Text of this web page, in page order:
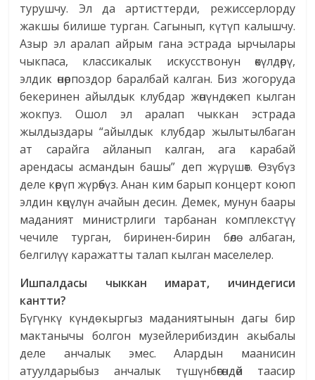
турушчу. Эл да артисттерди, режиссерлорду
жакшы билише турган. Сагынып, күтүп калышчу.
Азыр эл аралап айрым гана эстрада ырчылары
чыкпаса, классикалык искусствонун өкүлдөрү,
элдик өнөрпоздор баралбай калган. Биз жогоруда
бекеринен айылдык клубдар жөнүндө кеп кылган
жокпуз. Ошол эл аралап чыккан эстрада
жылдыздары “айылдык клубдар жылытылбаган
ат сарайга айланып калган, ага карабай
арендасы асмандын башы” деп жүрүшөт. Өзүбүз
деле көрүп жүрөбүз. Анан ким барып концерт коюп
элдин көңүлүн ачайын десин. Демек, мунун баары
маданият министрлиги тарбанан комплекстүү
чечиле турган, биринен-бирин бөлө албаган,
белгилүү каражатты талап кылган маселелер.
Ишпалдасы
чыккан имарат,
ичиндегиси
кантти?
Бүгүнкү күндө кыргыз маданиятынын дагы бир
мактанычы болгон музейлерибиздин акыбалы
деле анчалык эмес. Алардын маанисин
атуулдарыбыз анчалык түшүнбөгөндөй таасир